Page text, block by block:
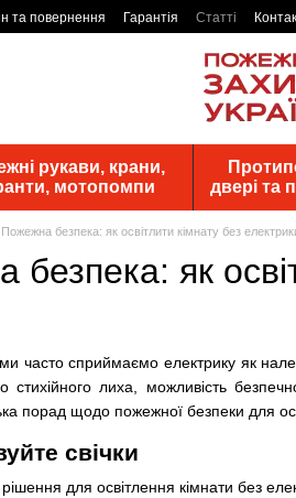
та повернення Гарантія Статті
рукави, крани,
мотопомпи
двері та
Пожежна безпека: як освітлити кімнату без
як
ми часто сприймаємо електрику як
стихійного лиха, можливість
порад щодо пожежної безпеки для
свічки
для освітлення кімнати без